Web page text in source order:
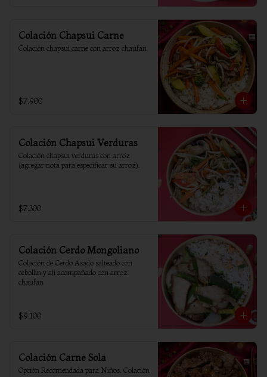
Colación Chapsui Carne
Colación chapsui carne con arroz chaufan
$7.900
Colación Chapsui Verduras
Colación chapsui verduras con arroz
(agregar nota para especificar su arroz).
$7.300
Colación Cerdo Mongoliano
Colación de Cerdo Asado salteado con
cebollín y ají acompañado con arroz
chaufan
$9.100
Colación Carne Sola
Opción Recomendada para Niños. Colación